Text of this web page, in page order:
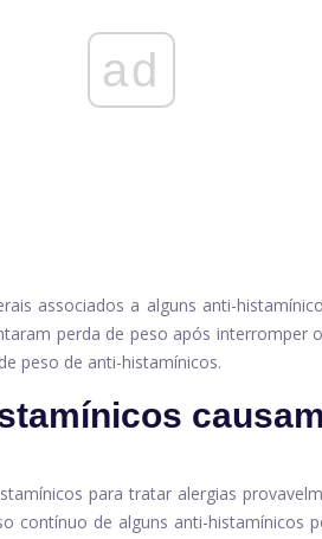
ad
associados a alguns anti-
perda de peso após interromper
peso de anti-histamínicos.
para tratar alergias
contínuo de alguns anti-histamínicos